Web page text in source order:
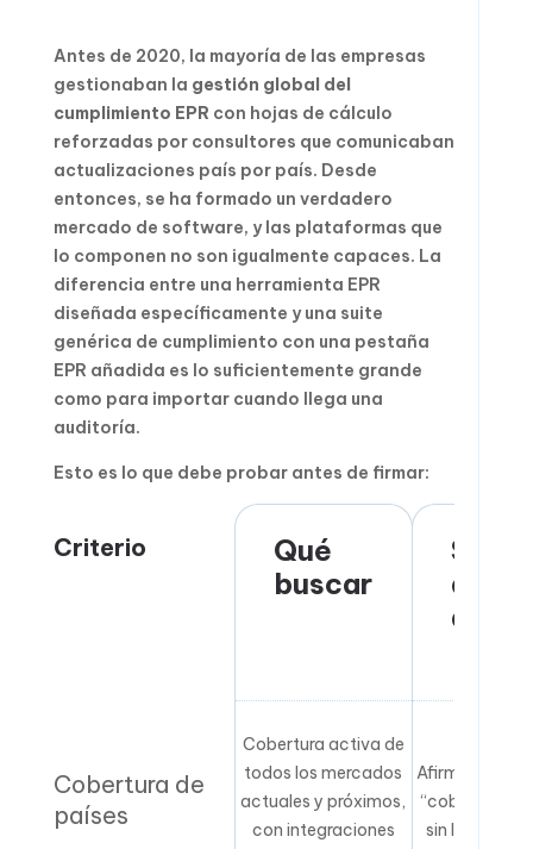
Antes de 2020, la mayoría de las empresas
gestionaban la gestión global del
cumplimiento EPR con hojas de cálculo
reforzadas por consultores que comunicaban
actualizaciones país por país. Desde
entonces, se ha formado un verdadero
mercado de software, y las plataformas que
lo componen no son igualmente capaces. La
diferencia entre una herramienta EPR
diseñada específicamente y una suite
genérica de cumplimiento con una pestaña
EPR añadida es lo suficientemente grande
como para importar cuando llega una
auditoría.
Esto es lo que debe probar antes de firmar:
Criterio
Qué
buscar
Señal
de
Cobertura de
países
Cobertura activa de
todos los mercados
actuales y próximos,
con integraciones
Afirmación
“cobertura
sin lista de